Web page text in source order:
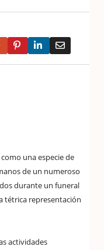
Google+PinterestLinkedIn
una especie de
de un numeroso
durante un funeral
tétrica representación
actividades